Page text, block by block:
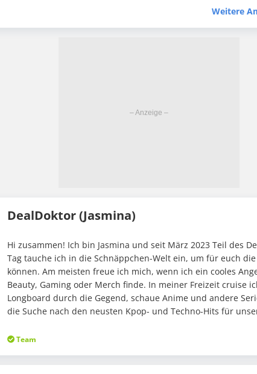
Weitere
DealDoktor (Jasmina)
Hi zusammen! Ich bin Jasmina und seit März 2023 Teil des
Tag tauche ich in die Schnäppchen-Welt ein, um für euch
können. Am meisten freue ich mich, wenn ich ein cooles
Beauty, Gaming oder Merch finde. In meiner Freizeit cruise
Longboard durch die Gegend, schaue Anime und andere
die Suche nach den neusten Kpop- und Techno-Hits für
Team